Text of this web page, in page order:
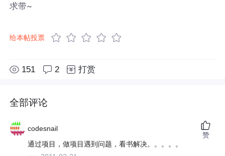
求带~
给本帖投票
151 2 打赏
全部评论
codesnail
通过项目，做项目遇到问题，看书解决。。。。。
赞